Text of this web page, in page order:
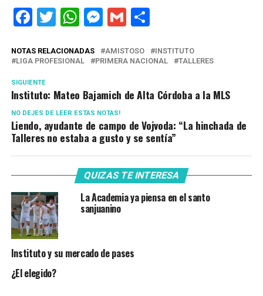
Facebook
Twitter
WhatsApp
Messenger
GmailShare
NOTAS RELACIONADAS AMISTOSO
INSTITUTO
LIGA PROFESIONAL
PRIMERA NACIONAL TALLERES
SIGUIENTE
Instituto: Mateo Bajamich de Alta Córdoba a la MLS
NO DEJES DE LEER ESTAS NOTAS!
Liendo, ayudante de campo de Vojvoda: “La hinchada de
Talleres no estaba a gusto y se sentía”
QUIZAS TE INTERESA
La Academia ya piensa en el santo
sanjuanino
Instituto y su mercado de pases
¿El elegido?